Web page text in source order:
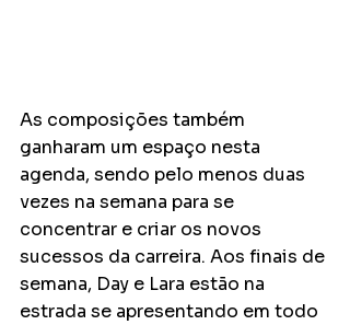
As composições também
ganharam um espaço nesta
agenda, sendo pelo menos duas
vezes na semana para se
concentrar e criar os novos
sucessos da carreira. Aos finais de
semana, Day e Lara estão na
estrada se apresentando em todo